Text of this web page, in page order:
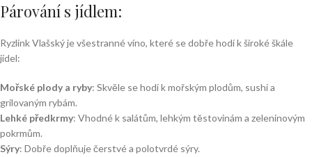
Párování s jídlem:
Ryzlink Vlašský je všestranné víno, které se dobře hodí k široké škále
jídel:
Mořské plody a ryby: Skvěle se hodí k mořským plodům, sushi a
grilovaným rybám.
Lehké předkrmy: Vhodné k salátům, lehkým těstovinám a zeleninovým
pokrmům.
Sýry: Dobře doplňuje čerstvé a polotvrdé sýry.